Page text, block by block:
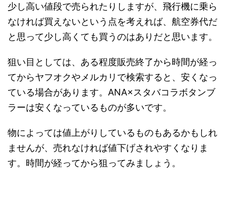
少し高い値段で売られたりしますが、飛行機に乗ら
なければ買えないという点を考えれば、航空券代だ
と思って少し高くても買うのはありだと思います。
狙い目としては、ある程度販売終了から時間が経っ
てからヤフオクやメルカリで検索すると、安くなっ
ている場合があります。ANA×スタバコラボタンブ
ラーは安くなっているものが多いです。
物によっては値上がりしているものもあるかもしれ
ませんが、売れなければ値下げされやすくなりま
す。時間が経ってから狙ってみましょう。